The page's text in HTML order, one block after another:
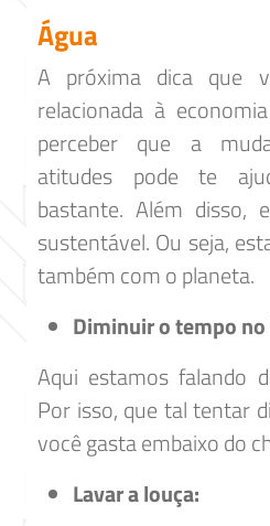
Água
A próxima dica que
relacionada à
perceber que a
atitudes pode te
bastante. Além disso,
sustentável. Ou seja,
também com o planeta.
Diminuir o tempo
Aqui estamos falando
Por isso, que tal tentar
você gasta embaixo do
Lavar a louça: